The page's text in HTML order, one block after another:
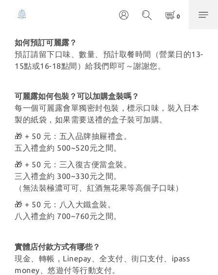
如何預訂可麗露？
預訂請留下口味、數量、預計取餐時間（營業日的13-
15點或16-18點間）給我們即可～謝謝您。
可麗露如何包裝？可以加購盒裝嗎？
每一個可麗露會單獨密封包裝，標示口味，裝入日本
製的紙袋，如果需要送禮的盒子裝可加購。
🎁 + 50 元：五入品牌抽屜禮盒。
五入禮盒約 500~520元之間。
🎁 + 50 元：三入復古便當盒裝。
三入禮盒約 300~330元之間。
（無法裝極濃可可、紅酒無花果等高個子口味）
🎁 + 50 元：八入大鐵盒裝。
八入禮盒約 700~760元之間。
實體店付款方式有哪些？
現金、轉帳，Linepay、全支付、街口支付、ipass
money、悠遊付等行動支付。